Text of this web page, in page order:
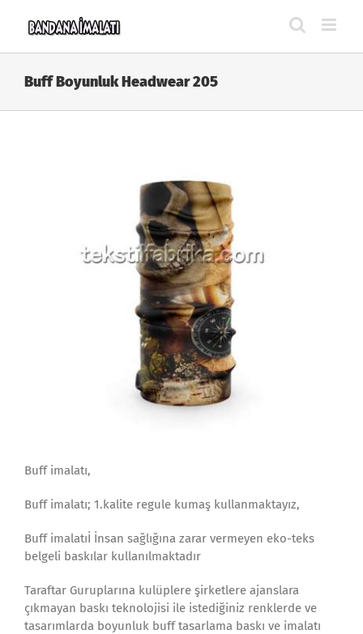
Buff Boyunluk Headwear 205
Buff imalatı,
Buff imalatı; 1.kalite regule kumaş kullanmaktayız,
Buff imalatıİ İnsan sağlığına zarar vermeyen eko-teks
belgeli baskılar kullanılmaktadır
Taraftar Guruplarına kulüplere şirketlere ajanslara
çıkmayan baskı teknolojisi ile istediğiniz renklerde ve
tasarımlarda boyunluk buff tasarlama baskı ve imalatı